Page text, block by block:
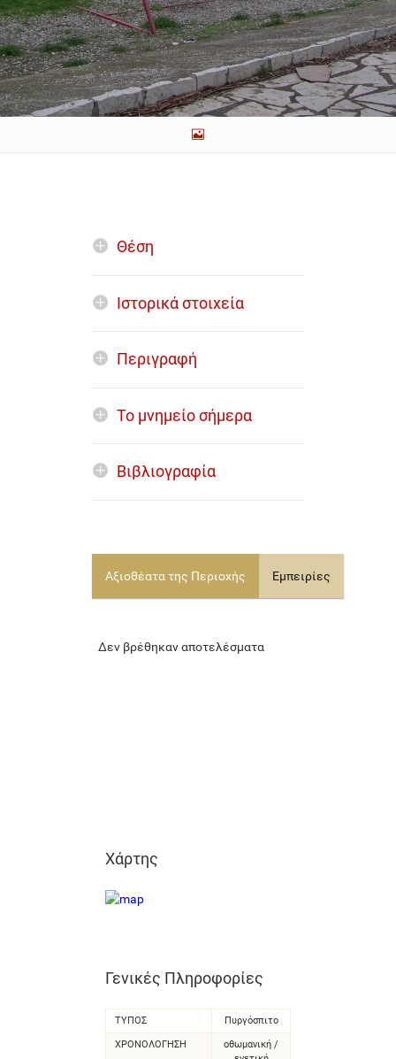
Θέση
Ιστορικά στοιχεία
Περιγραφή
Το μνημείο σήμερα
Βιβλιογραφία
Αξιοθέατα της Περιοχής Εμπειρίες
Δεν βρέθηκαν αποτελέσματα
Χάρτης
Γενικές Πληροφορίες
ΤΥΠΟΣ Πυργόσπιτο
ΧΡΟΝΟΛΌΓΗΣΗ
οθωμανική /